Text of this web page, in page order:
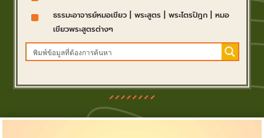
^ ธรรมะอาจารย์หมอเขียว| พระสูตร| พระไตรปิฎก| หมอ
เขียวพระสูตรต่างๆ